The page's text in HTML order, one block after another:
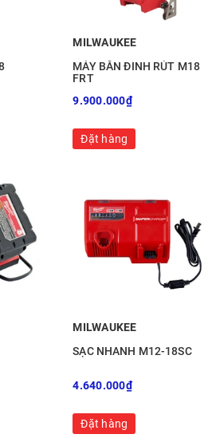
MILWAUKEE
MÁY BẮN ĐINH RÚT M18
FRT
9.900.000₫
Đặt hàng
MILWAUKEE
SẠC NHANH M12-18SC
4.640.000₫
Đặt hàng